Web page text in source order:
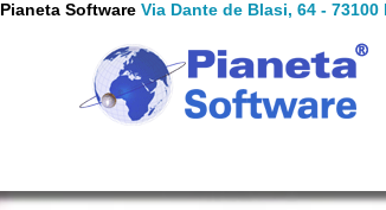
Pianeta SoftwareVia Dante de Blasi, 64 - 73100